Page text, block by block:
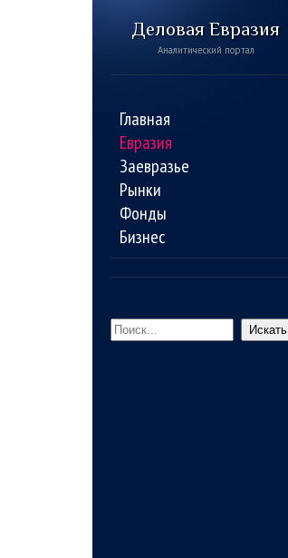
Деловая Евразия
Аналитический портал
Главная
Евразия
Заевразье
Рынки
Фонды
Бизнес
Искать